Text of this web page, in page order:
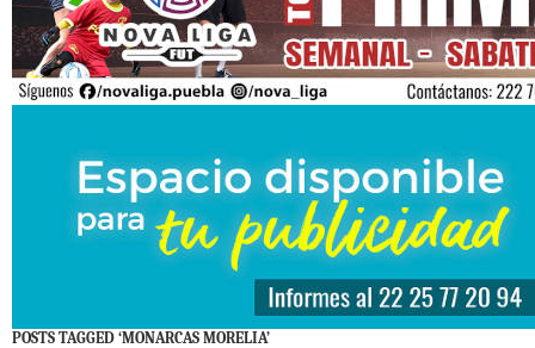
POSTS TAGGED ‘MONARCAS MORELIA’